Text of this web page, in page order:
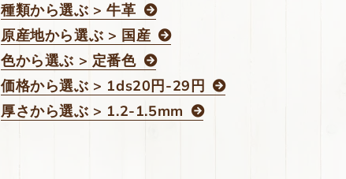
種類から選ぶ > 牛革
原産地から選ぶ > 国産
色から選ぶ > 定番色
価格から選ぶ > 1ds20円-29円
厚さから選ぶ > 1.2-1.5mm